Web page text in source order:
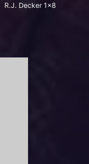
R.J. Decker 1x8